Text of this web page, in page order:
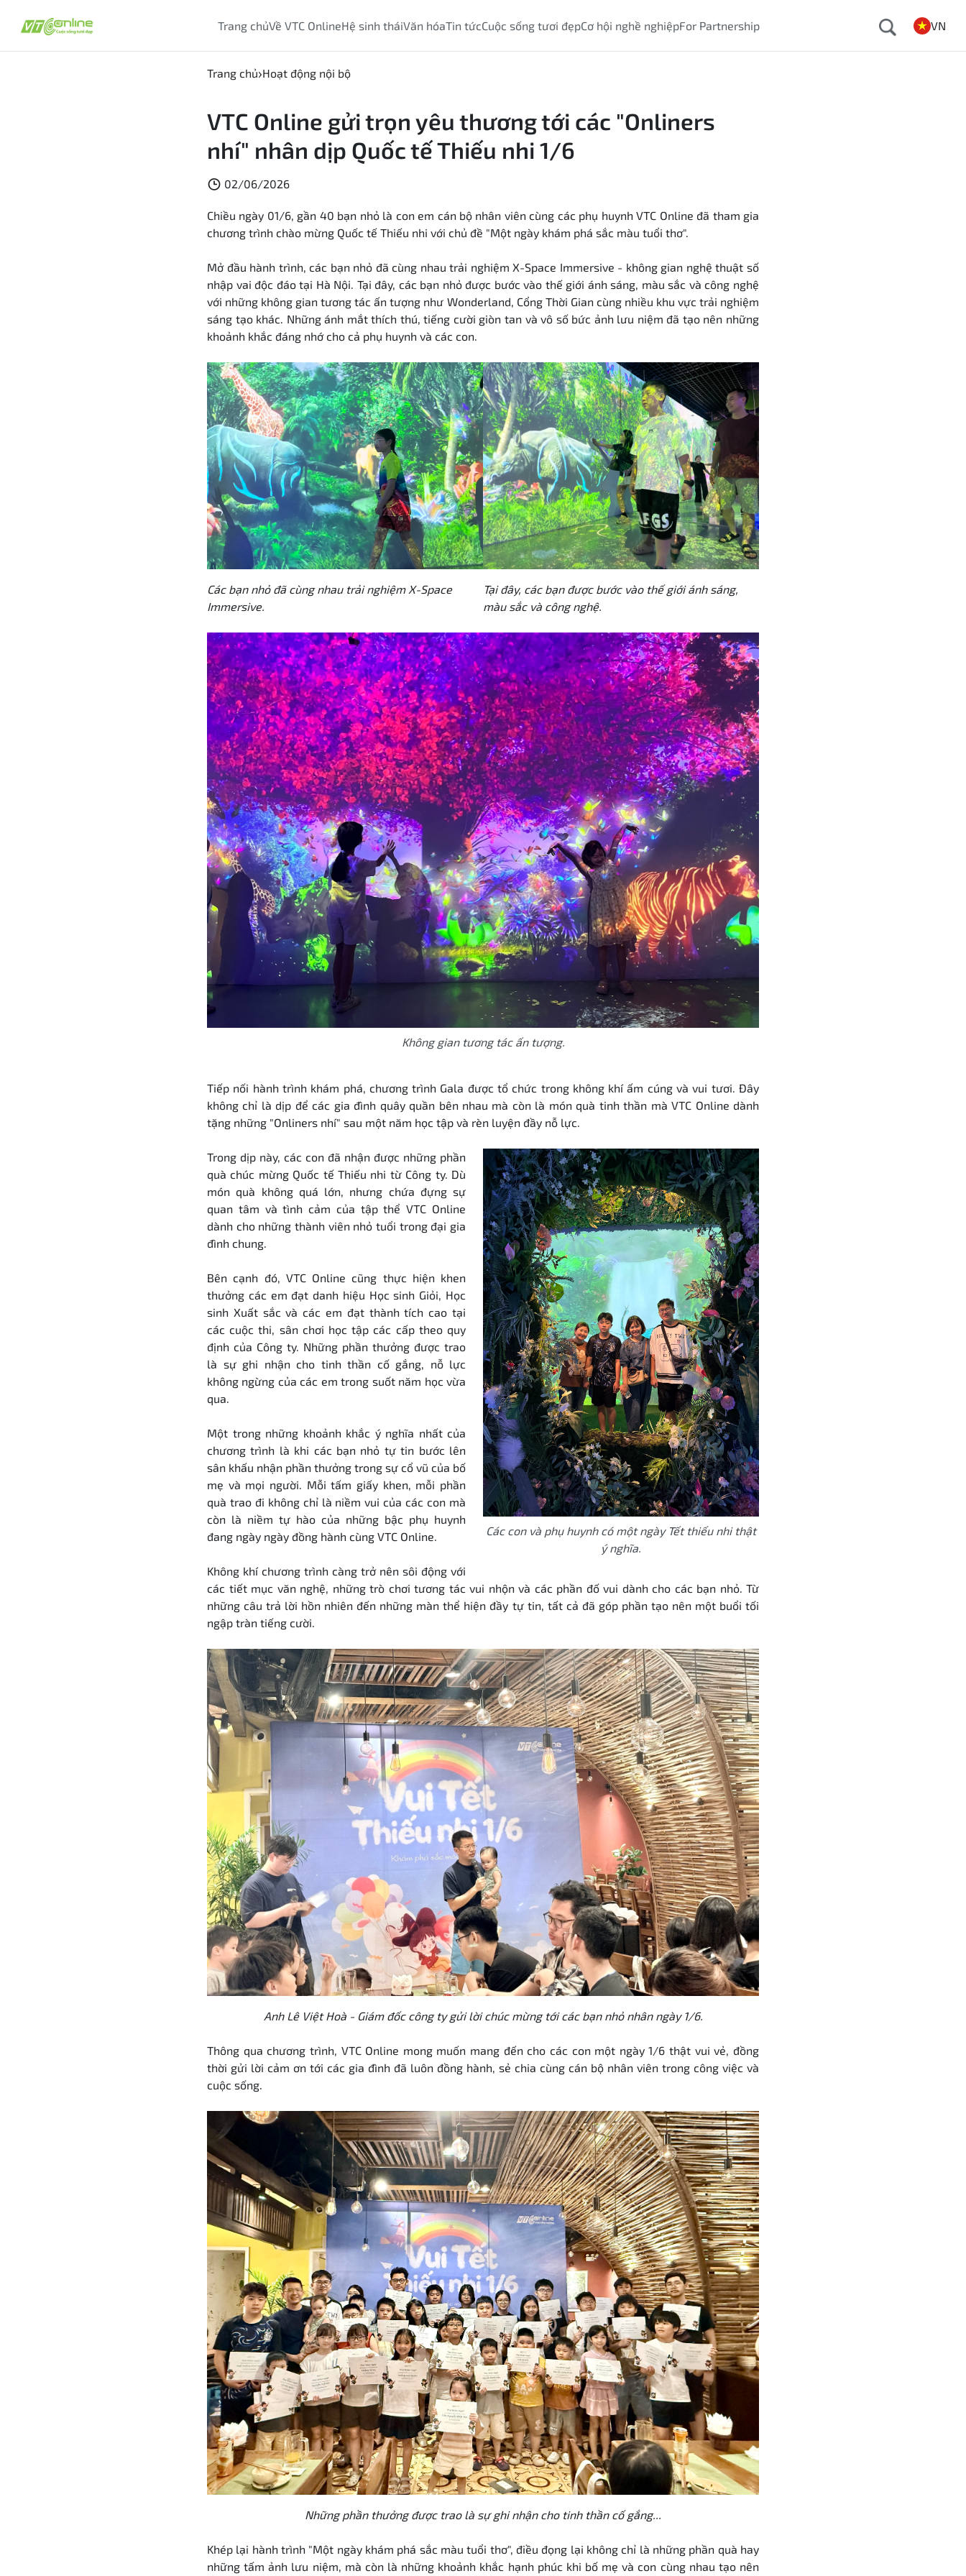
Trang chủVề VTC OnlineHệ sinh tháiVăn hóaTin tứcCuộc sống tươi đẹpCơ hội nghề nghiệpFor Partnership VN
Trang chủ Hoạt động nội bộ
VTC Online gửi trọn yêu thương tới các "Onliners
nhí" nhân dịp Quốc tế Thiếu nhi 1/6
02/06/2026
Chiều ngày 01/6, gần 40 bạn nhỏ là con em cán bộ nhân viên cùng các phụ huynh VTC Online đã tham gia
chương trình chào mừng Quốc tế Thiếu nhi với chủ đề "Một ngày khám phá sắc màu tuổi thơ".
Mở đầu hành trình, các bạn nhỏ đã cùng nhau trải nghiệm X-Space Immersive - không gian nghệ thuật số
nhập vai độc đáo tại Hà Nội. Tại đây, các bạn nhỏ được bước vào thế giới ánh sáng, màu sắc và công nghệ
với những không gian tương tác ấn tượng như Wonderland, Cổng Thời Gian cùng nhiều khu vực trải nghiệm
sáng tạo khác. Những ánh mắt thích thú, tiếng cười giòn tan và vô số bức ảnh lưu niệm đã tạo nên những
khoảnh khắc đáng nhớ cho cả phụ huynh và các con.
Các bạn nhỏ đã cùng nhau trải nghiệm X-Space
Immersive.
Tại đây, các bạn được bước vào thế giới ánh sáng,
màu sắc và công nghệ.
Không gian tương tác ấn tượng.
Tiếp nối hành trình khám phá, chương trình Gala được tổ chức trong không khí ấm cúng và vui tươi. Đây
không chỉ là dịp để các gia đình quây quần bên nhau mà còn là món quà tinh thần mà VTC Online dành
tặng những "Onliners nhí" sau một năm học tập và rèn luyện đầy nỗ lực.
Các con và phụ huynh có một ngày Tết thiếu nhi thật
ý nghĩa.
Trong dịp này, các con đã nhận được những phần
quà chúc mừng Quốc tế Thiếu nhi từ Công ty. Dù
món quà không quá lớn, nhưng chứa đựng sự
quan tâm và tình cảm của tập thể VTC Online
dành cho những thành viên nhỏ tuổi trong đại gia
đình chung.
Bên cạnh đó, VTC Online cũng thực hiện khen
thưởng các em đạt danh hiệu Học sinh Giỏi, Học
sinh Xuất sắc và các em đạt thành tích cao tại
các cuộc thi, sân chơi học tập các cấp theo quy
định của Công ty. Những phần thưởng được trao
là sự ghi nhận cho tinh thần cố gắng, nỗ lực
không ngừng của các em trong suốt năm học vừa
qua.
Một trong những khoảnh khắc ý nghĩa nhất của
chương trình là khi các bạn nhỏ tự tin bước lên
sân khấu nhận phần thưởng trong sự cổ vũ của bố
mẹ và mọi người. Mỗi tấm giấy khen, mỗi phần
quà trao đi không chỉ là niềm vui của các con mà
còn là niềm tự hào của những bậc phụ huynh
đang ngày ngày đồng hành cùng VTC Online.
Không khí chương trình càng trở nên sôi động với
các tiết mục văn nghệ, những trò chơi tương tác vui nhộn và các phần đố vui dành cho các bạn nhỏ. Từ
những câu trả lời hồn nhiên đến những màn thể hiện đầy tự tin, tất cả đã góp phần tạo nên một buổi tối
ngập tràn tiếng cười.
Anh Lê Việt Hoà - Giám đốc công ty gửi lời chúc mừng tới các bạn nhỏ nhân ngày 1/6.
Thông qua chương trình, VTC Online mong muốn mang đến cho các con một ngày 1/6 thật vui vẻ, đồng
thời gửi lời cảm ơn tới các gia đình đã luôn đồng hành, sẻ chia cùng cán bộ nhân viên trong công việc và
cuộc sống.
Những phần thưởng được trao là sự ghi nhận cho tinh thần cố gắng...
Khép lại hành trình "Một ngày khám phá sắc màu tuổi thơ", điều đọng lại không chỉ là những phần quà hay
những tấm ảnh lưu niệm, mà còn là những khoảnh khắc hạnh phúc khi bố mẹ và con cùng nhau tạo nên